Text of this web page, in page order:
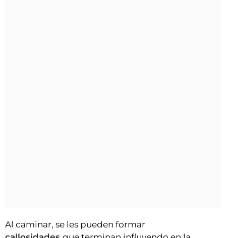
Al caminar, se les pueden formar